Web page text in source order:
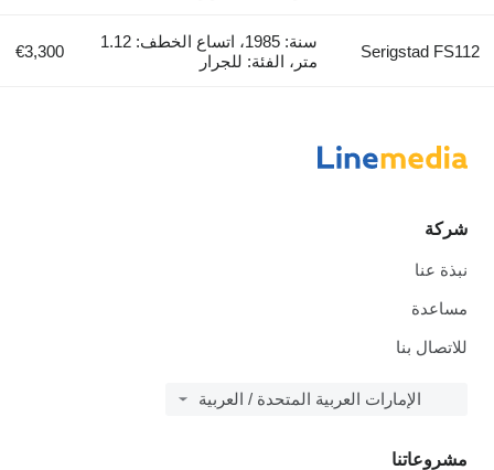
Serigstad FS112
سنة: 1985، اتساع الخطف: 1.12
متر، الفئة: للجرار
€3,300
شركة
نبذة عنا
مساعدة
للاتصال بنا
الإمارات العربية المتحدة / العربية
مشروعاتنا